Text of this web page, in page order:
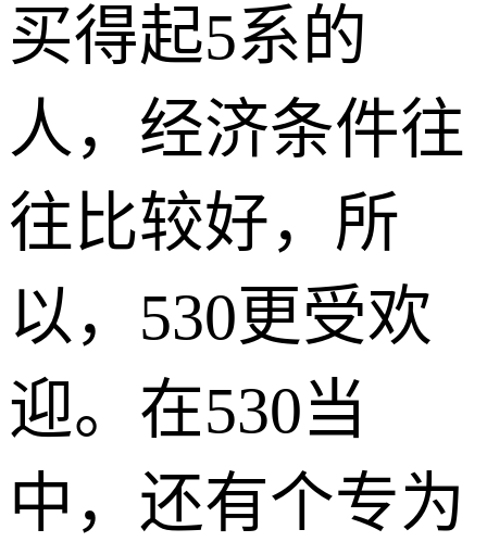
买得起5系的
人，经济条件往
往比较好，所
以，530更受欢
迎。在530当
中，还有个专为